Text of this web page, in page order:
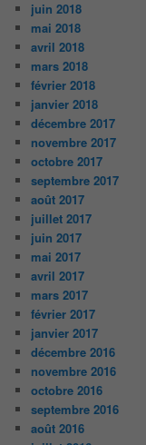
juin 2018
mai 2018
avril 2018
mars 2018
février 2018
janvier 2018
décembre 2017
novembre 2017
octobre 2017
septembre 2017
août 2017
juillet 2017
juin 2017
mai 2017
avril 2017
mars 2017
février 2017
janvier 2017
décembre 2016
novembre 2016
octobre 2016
septembre 2016
août 2016